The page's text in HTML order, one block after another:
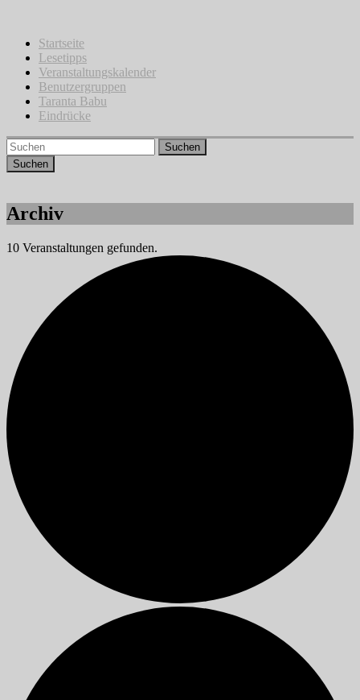
springenStartseite
Lesetipps
Veranstaltungskalender
Benutzergruppen
Taranta Babu
Eindrücke
Suchen
Archiv
10 Veranstaltungen gefunden.